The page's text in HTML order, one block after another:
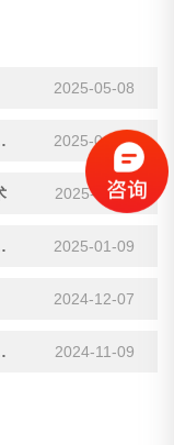
2025-05-08
珩齿机？ 2025-04-10
2025-03-11
与故障排查 2025-01-09
2024-12-07
需要立刻关注 2024-11-09